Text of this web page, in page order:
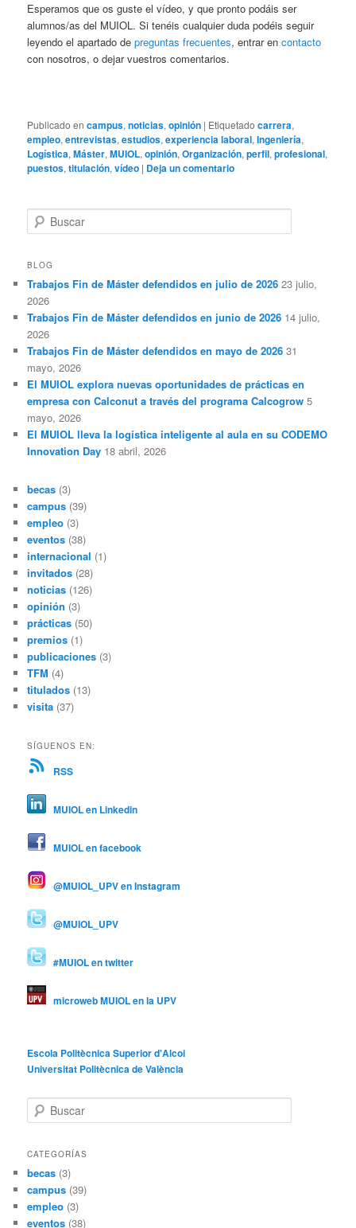
Esperamos que os guste el vídeo, y que pronto podáis ser
alumnos/as del MUIOL. Si tenéis cualquier duda podéis seguir
leyendo el apartado depreguntas frecuentes, entrar encontacto
con nosotros, o dejar vuestros comentarios.
Publicado en campus,noticias,opinión | Etiquetado carrera,
empleo,entrevistas,estudios,experiencia laboral,Ingeniería,
Logística,Máster,MUIOL,opinión,Organización,perfil,profesional,
puestos,titulación,vídeo | Deja un comentario
u
c
r
BLOG
Trabajos Fin de Máster defendidos en julio de 2026 23 julio,
2026
Trabajos Fin de Máster defendidos en junio de 2026 14 julio,
2026
Trabajos Fin de Máster defendidos en mayo de 2026 31
mayo, 2026
El MUIOL explora nuevas oportunidades de prácticas en
empresa con Calconut a través del programa Calcogrow 5
mayo, 2026
El MUIOL lleva la logística inteligente al aula en su CODEMO
Innovation Day 18 abril, 2026
becas (3)
campus (39)
empleo (3)
eventos (38)
internacional (1)
invitados (28)
noticias (126)
opinión (3)
prácticas (50)
premios (1)
publicaciones (3)
TFM (4)
titulados (13)
visita (37)
SÍGUENOS EN:
RSS
MUIOL en Linkedin
MUIOL en facebook
@MUIOL_UPV en Instagram
@MUIOL_UPV
#MUIOL en twitter
microweb MUIOL en la UPV
Escola Politècnica Superior d'Alcoi
Universitat Politècnica de València
u
c
r
CATEGORÍAS
becas (3)
campus (39)
empleo (3)
eventos (38)